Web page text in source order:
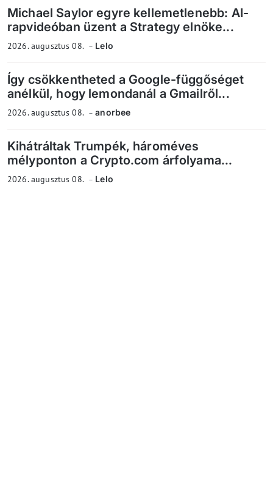
Michael Saylor egyre kellemetlenebb: AI-
rapvideóban üzent a Strategy elnöke...
2026. augusztus 08. Lelo
Így csökkentheted a Google-függőséget
anélkül, hogy lemondanál a Gmailről...
2026. augusztus 08. anorbee
Kihátráltak Trumpék, hároméves
mélyponton a Crypto.com árfolyama...
2026. augusztus 08. Lelo